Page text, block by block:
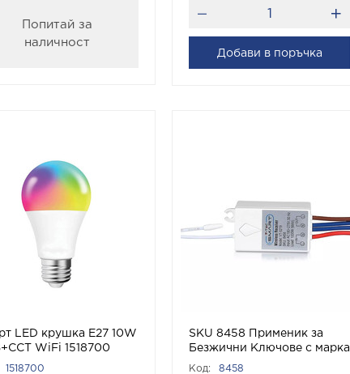
Попитай за
наличност
Добави в поръчка
LED крушка E27 10W
WiFi 1518700
1518700
SKU 8458 Применик за
Безжични Ключове с марка
V-TAC
Код: 8458